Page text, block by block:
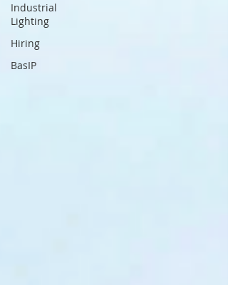
Industrial
Lighting
Hiring
BasIP